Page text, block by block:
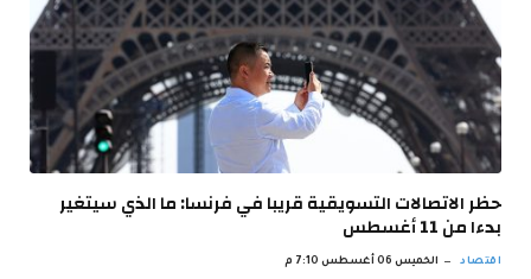
حظر الاتصالات التسويقية قريبا في فرنسا: ما الذي سيتغير
بدءا من 11 أغسطس
اقتصاد الخميس 06 أغسطس 7:10 م